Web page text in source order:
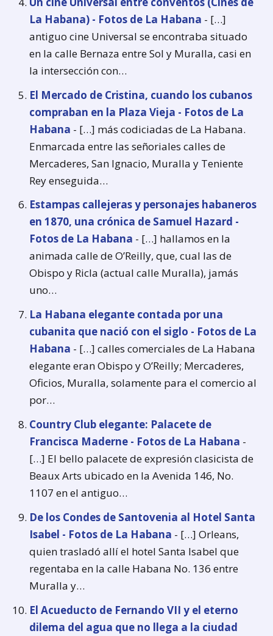
La Habana) - Fotos de La Habana - […]
antiguo cine Universal se encontraba situado
en la calle Bernaza entre Sol y Muralla, casi en
la intersección con…
El Mercado de Cristina, cuando los cubanos
compraban en la Plaza Vieja - Fotos de La
Habana - […] más codiciadas de La Habana.
Enmarcada entre las señoriales calles de
Mercaderes, San Ignacio, Muralla y Teniente
Rey enseguida…
Estampas callejeras y personajes habaneros
en 1870, una crónica de Samuel Hazard -
Fotos de La Habana - […] hallamos en la
animada calle de O’Reilly, que, cual las de
Obispo y Ricla (actual calle Muralla), jamás
uno…
La Habana elegante contada por una
cubanita que nació con el siglo - Fotos de La
Habana - […] calles comerciales de La Habana
elegante eran Obispo y O’Reilly; Mercaderes,
Oficios, Muralla, solamente para el comercio al
por…
Country Club elegante: Palacete de
Francisca Maderne - Fotos de La Habana -
[…] El bello palacete de expresión clasicista de
Beaux Arts ubicado en la Avenida 146, No.
1107 en el antiguo…
De los Condes de Santovenia al Hotel Santa
Isabel - Fotos de La Habana - […] Orleans,
quien trasladó allí el hotel Santa Isabel que
regentaba en la calle Habana No. 136 entre
Muralla y…
El Acueducto de Fernando VII y el eterno
dilema del agua que no llega a la ciudad